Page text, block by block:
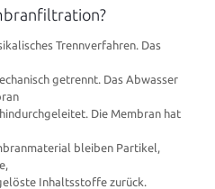
Trennverfahren. Das
getrennt. Das Abwasser
Die Membran hat
bleiben Partikel,
Inhaltsstoffe zurück.